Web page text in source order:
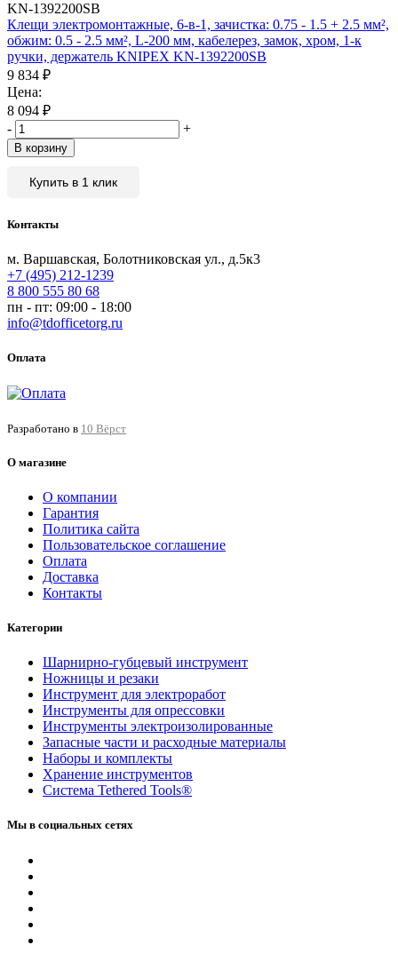
KN-1392200SB
Клещи электромонтажные, 6-в-1, зачистка: 0.75 - 1.5 + 2.5 мм²,
обжим: 0.5 - 2.5 мм², L-200 мм, кабелерез, замок, хром, 1-к
ручки, держатель KNIPEX KN-1392200SB
9 834 ₽
Цена:
8 094 ₽
-
+
В корзину
Купить в 1 клик
Контакты
м. Варшавская, Болотниковская ул., д.5к3
+7 (495) 212-1239
8 800 555 80 68
пн - пт: 09:00 - 18:00
info@tdofficetorg.ru
Оплата
Разработано в 10 Вёрст
О магазине
О компании
Гарантия
Политика сайта
Пользовательское соглашение
Оплата
Доставка
Контакты
Категории
Шарнирно-губцевый инструмент
Ножницы и резаки
Инструмент для электроработ
Инструменты для опрессовки
Инструменты электроизолированные
Запасные части и расходные материалы
Наборы и комплекты
Хранение инс­тру­мен­тов
Система Tethered Tools®
Мы в социальных сетях